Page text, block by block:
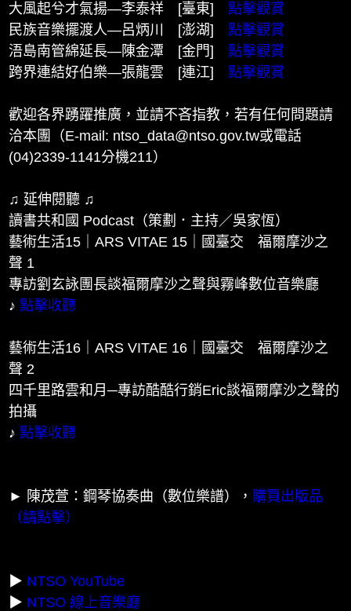
大風起兮才氣揚—李泰祥 [臺東] 點擊觀賞
民族音樂擺渡人—呂炳川 [澎湖] 點擊觀賞
浯島南管綿延長—陳金潭 [金門] 點擊觀賞
跨界連結好伯樂—張龍雲 [連江] 點擊觀賞
歡迎各界踴躍推廣，並請不吝指教，若有任何問題請
洽本團（E-mail: ntso_data@ntso.gov.tw或電話
(04)2339-1141分機211）
♫ 延伸閱聽 ♫
讀書共和國 Podcast（策劃．主持／吳家恆）
藝術生活15｜ARS VITAE 15｜國臺交 福爾摩沙之
聲 1
專訪劉玄詠團長談福爾摩沙之聲與霧峰數位音樂廳
♪ 點擊收聽
藝術生活16｜ARS VITAE 16｜國臺交 福爾摩沙之
聲 2
四千里路雲和月─專訪酷酷行銷Eric談福爾摩沙之聲的
拍攝
♪ 點擊收聽
► 陳茂萱：鋼琴協奏曲（數位樂譜）， 購買出版品
（請點擊）
▶ NTSO YouTube
▶ NTSO 線上音樂廳